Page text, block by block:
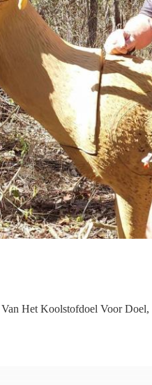
Het Koolstofdoel Voor Doel,